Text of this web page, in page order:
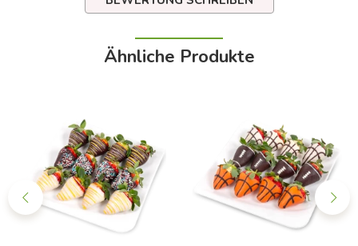
Ähnliche Produkte